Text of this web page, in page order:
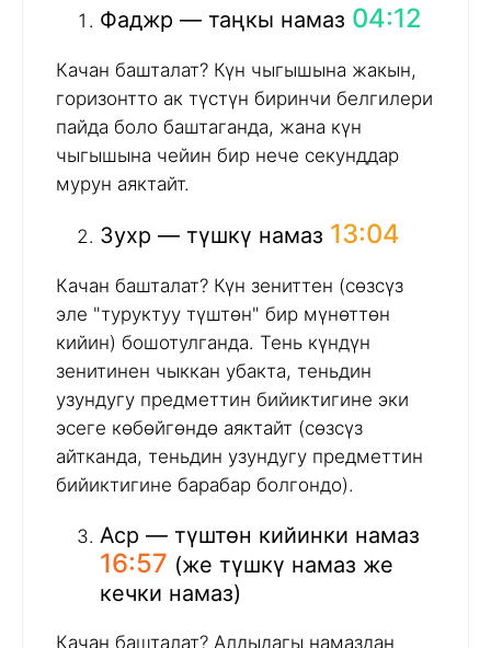
Фаджр — таңкы намаз 04:12
Качан башталат? Күн чыгышына жакын,
горизонтто ак түстүн биринчи белгилери
пайда боло баштаганда, жана күн
чыгышына чейин бир нече секунддар
мурун аяктайт.
Зухр — түшкү намаз 13:04
Качан башталат? Күн зениттен (сөзсүз
эле "туруктуу түштөн" бир мүнөттөн
кийин) бошотулганда. Тень күндүн
зенитинен чыккан убакта, теньдин
узундугу предметтин бийиктигине эки
эсеге көбөйгөндө аяктайт (сөзсүз
айтканда, теньдин узундугу предметтин
бийиктигине барабар болгондо).
Аср — түштөн кийинки намаз
16:57 (же түшкү намаз же
кечки намаз)
Качан башталат? Алдыдагы намаздан